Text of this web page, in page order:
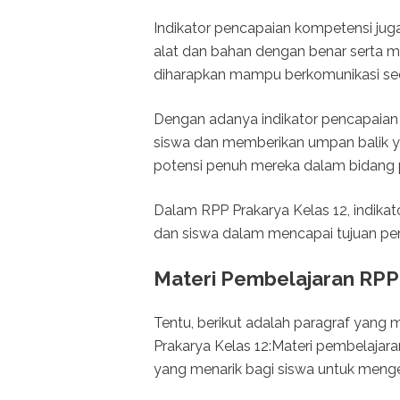
Indikator pencapaian kompetensi
alat dan bahan dengan benar serta
diharapkan mampu berkomunikasi
Dengan adanya indikator
siswa dan memberikan umpan balik
potensi penuh mereka dalam bidang
Dalam RPP Prakarya Kelas 12,
dan siswa dalam mencapai tujuan
Materi Pembelajaran
Tentu, berikut adalah paragraf yang
Prakarya Kelas 12:Materi
yang menarik bagi siswa untuk